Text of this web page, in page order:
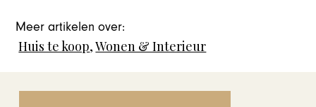
Meer artikelen over:
Huis te koop,Wonen & Interieur